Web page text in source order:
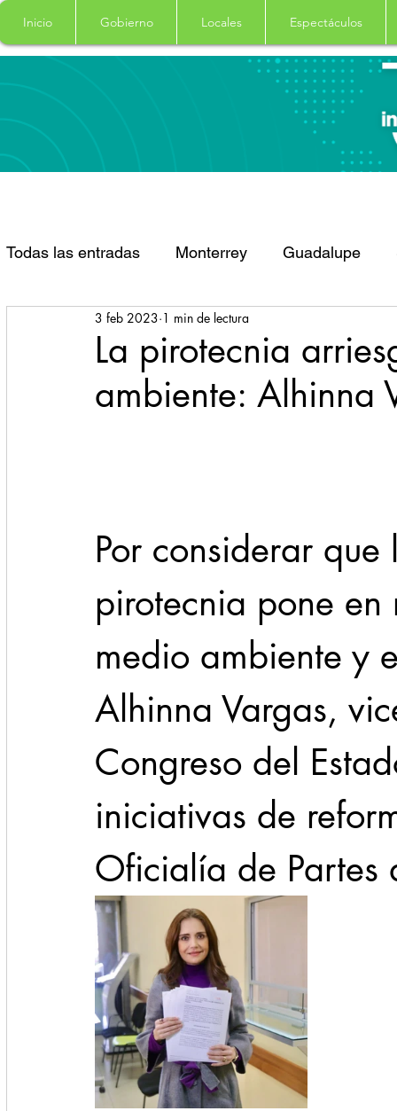
Inicio Gobierno Locales Espectáculos
Todas las entradas Monterrey Guadalupe
Santa Catarina San Pedro Garza Garcia
Espectaculos Clima Principal Salud
Seguridad 31abr
La pirotecnia
ambiente: Alhinna
3 feb 2023 1 min de lectura
Por considerar
pirotecnia pone
medio ambiente y
Alhinna Vargas,
Congreso del
iniciativas de
Oficialía de Partes